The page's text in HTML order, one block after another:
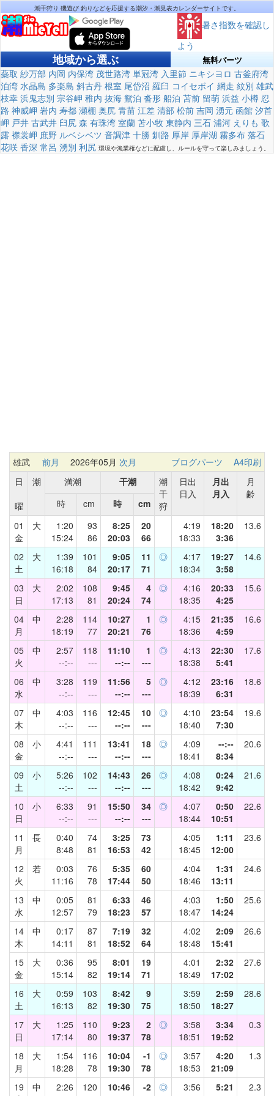
潮干狩り 磯遊び 釣りなどを応援する潮汐・潮見表カレンダーサイトです。
暑さ指数を確認し
よう
地域から選ぶ 無料パーツ
蘂取 紗万部 内岡 内保湾 茂世路湾 単冠湾 入里節 ニキシヨロ 古釜府湾
泊湾 水晶島 多楽島 斜古丹 根室 尾岱沼 羅臼 コイセボイ 網走 紋別 雄武
枝幸 浜鬼志別 宗谷岬 稚内 抜海 鴛泊 沓形 船泊 苫前 留萌 浜益 小樽 忍
路 神威岬 岩内 寿都 瀬棚 奥尻 青苗 江差 清部 松前 吉岡 湧元 函館 汐首
岬 戸井 古武井 臼尻 森 有珠湾 室蘭 苫小牧 東静内 三石 浦河 えりも 歌
露 襟裳岬 庶野 ルベシベツ 音調津 十勝 釧路 厚岸 厚岸湖 霧多布 落石
花咲 香深 常呂 湧別 利尻 環境や漁業権などに配慮し、ルールを守って楽しみましょう。
雄武 前月 2026年05月 次月 ブログパーツ
A4印刷
日
曜
潮 満潮 干潮
潮
干
狩
日出
日入
月出
月入
月
齢
時
cm 時
cm
01
金
大
1:20
15:24
93
86
8:25
20:03
20
66
4:19
18:33
18:20
3:36
13.6
02
土
大
1:39
16:18
101
84
9:05
20:17
11
71
◎
4:17
18:34
19:27
3:58
14.6
03
日
大
2:02
17:13
108
81
9:45
20:24
4
74
◎
4:16
18:35
20:33
4:25
15.6
04
月
中
2:28
18:19
114
77
10:27
20:21
1
76
◎
4:15
18:36
21:35
4:59
16.6
05
火
中
2:57
--:--
118
---
11:10
--:--
1
---
◎
4:13
18:38
22:30
5:41
17.6
06
水
中
3:28
--:--
119
---
11:56
--:--
5
---
◎
4:12
18:39
23:16
6:31
18.6
07
木
中
4:03
--:--
116
---
12:45
--:--
10
---
◎
4:10
18:40
23:54
7:30
19.6
08
金
小
4:41
--:--
111
---
13:41
--:--
18
---
◎
4:09
18:41
--:--
8:34
20.6
09
土
小
5:26
--:--
102
---
14:43
--:--
26
---
◎
4:08
18:42
0:24
9:42
21.6
10
日
小
6:33
--:--
91
---
15:50
--:--
34
---
◎
4:07
18:44
0:50
10:51
22.6
11
月
長
0:40
8:48
74
81
3:25
16:53
73
42
4:05
18:45
1:11
12:00
23.6
12
火
若
0:03
11:16
76
78
5:35
17:44
60
50
4:04
18:46
1:31
13:11
24.6
13
水
中
0:05
12:57
81
79
6:33
18:23
46
57
4:03
18:47
1:50
14:24
25.6
14
木
中
0:17
14:11
87
81
7:19
18:52
32
64
4:02
18:48
2:09
15:41
26.6
15
金
大
0:36
15:14
95
82
8:01
19:14
19
71
4:01
18:49
2:32
17:02
27.6
16
土
大
0:59
16:13
103
82
8:42
19:30
9
75
3:59
18:50
2:59
18:27
28.6
17
日
大
1:25
17:14
110
80
9:23
19:37
2
78
◎
3:58
18:51
3:34
19:52
0.3
18
月
大
1:54
18:28
116
78
10:04
19:30
-1
78
◎
3:57
18:53
4:20
21:09
1.3
19
中
2:26
120
10:46
-2
◎
3:56
5:21
2.3